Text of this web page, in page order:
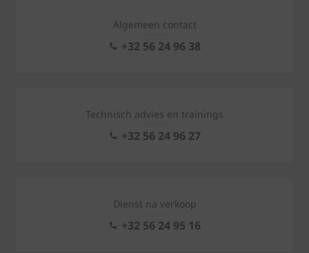
Algemeen contact
+32 56 24 96 38
Technisch advies en trainings
+32 56 24 96 27
Dienst na verkoop
+32 56 24 95 16